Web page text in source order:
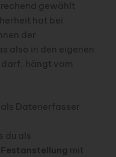
gewählt
hat bei
der
also in den eigenen
hängt vom
Datenerfasser
du als
Festanstellung mit